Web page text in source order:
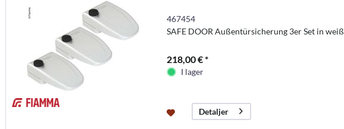
467454
SAFE DOOR Außentürsicherung 3er Set in weiß
218,00 € *
I lager
Detaljer